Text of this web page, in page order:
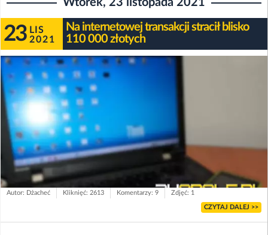
Wtorek, 23 listopada 2021
23 LIS
2021
Na internetowej transakcji stracił blisko
110 000 złotych
Autor: Dżacheć Kliknięć: 2613 Komentarzy: 9 Zdjęć: 1
CZYTAJ DALEJ >>